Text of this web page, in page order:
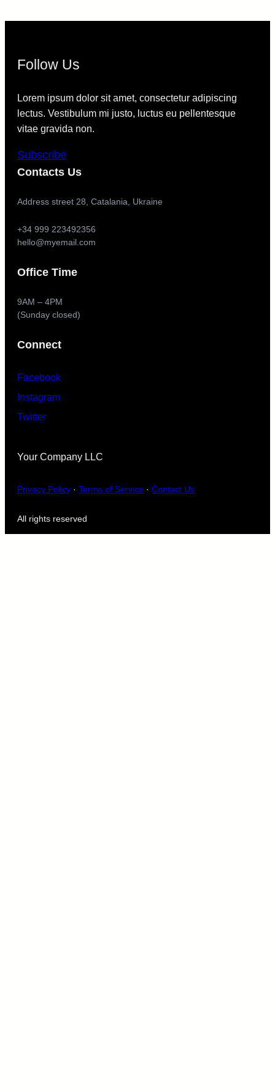
Follow Us
Lorem ipsum dolor sit amet, consectetur adipiscing
lectus. Vestibulum mi justo, luctus eu pellentesque
vitae gravida non.
Subscribe
Contacts Us
Address street 28, Catalania, Ukraine
+34 999 223492356
hello@myemail.com
Office Time
9AM – 4PM
(Sunday closed)
Connect
Facebook
Instagram
Twitter
Your Company LLC
Privacy Policy · Terms of Service · Contact Us
All rights reserved